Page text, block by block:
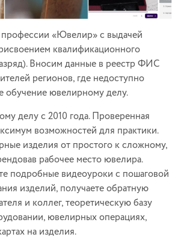
профессии «Ювелир» с выдачей
квалификационного
Вносим данные в реестр ФИС
регионов, где недоступно
обучение ювелирному делу.
делу с 2010 года. Проверенная
возможностей для практики.
изделия от простого к сложному,
рабочее место ювелира.
подробные видеоуроки с пошаговой
изделий, получаете обратную
и коллег, теоретическую базу
ювелирных операциях,
на изделия.